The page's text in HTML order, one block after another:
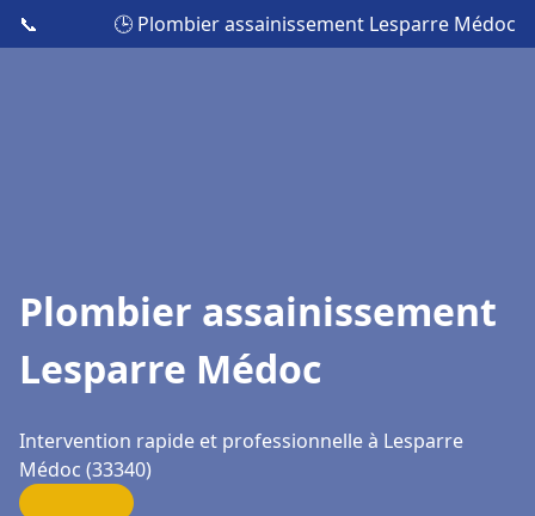
📞 🕒 Plombier assainissement Lesparre Médoc
Plombier assainissement
Lesparre Médoc
Intervention rapide et professionnelle à Lesparre
Médoc (33340)